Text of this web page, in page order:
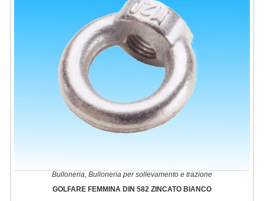
Bulloneria Bulloneria per sollevamento e trazione
GOLFARE FEMMINA DIN 582 ZINCATO BIANCO